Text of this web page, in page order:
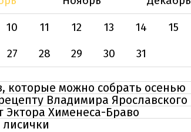
10 11 12 13 14 15
27 28 29 30 31
которые можно собрать осенью
Владимира Ярославского
Эктора Хименеса-Браво